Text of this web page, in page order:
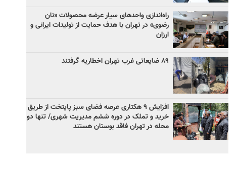
راه‌اندازی واحدهای سیار عرضه محصولات «نان
رضوی» در تهران با هدف حمایت از تولیدات ایرانی و
ارزان
۸۹ ضایعاتی غرب تهران اخطاریه گرفتند
افزایش ۹ هکتاری عرصه فضای سبز پایتخت از طریق
خرید و تملک در دوره ششم مدیریت شهری/ تنها دو
محله در تهران فاقد بوستان هستند